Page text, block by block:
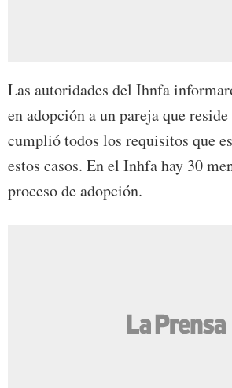
Las autoridades del Ihnfa
en adopción a un pareja que
cumplió todos los requisitos que
estos casos. En el Inhfa hay 30
proceso de adopción.